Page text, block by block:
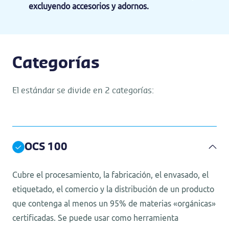
excluyendo accesorios y adornos.
Categorías
El estándar se divide en 2 categorías:
OCS 100
Cubre el procesamiento, la fabricación, el envasado, el
etiquetado, el comercio y la distribución de un producto
que contenga al menos un 95% de materias «orgánicas»
certificadas. Se puede usar como herramienta